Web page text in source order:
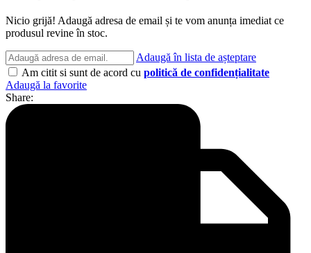
Nicio grijă! Adaugă adresa de email și te vom anunța imediat ce
produsul revine în stoc.
Adaugă în lista de așteptare
Am citit si sunt de acord cu politică de confidențialitate
Adaugă la favorite
Share: